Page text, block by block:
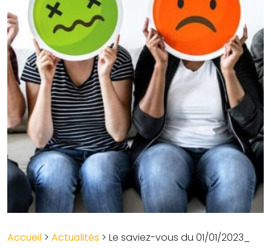
Accueil > Actualités > Le saviez-vous du 01/01/2023_